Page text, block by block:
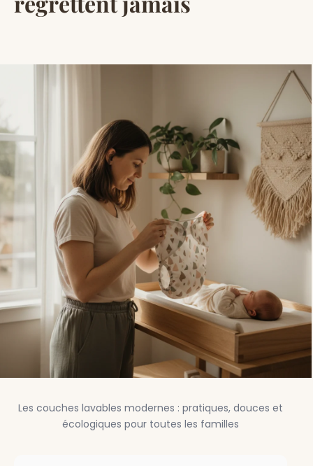
Les couches lavables modernes : pratiques, douces et
écologiques pour toutes les familles